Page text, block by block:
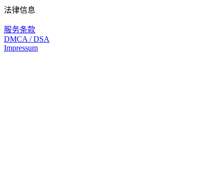
法律信息
服务条款
DMCA / DSA
Impressum